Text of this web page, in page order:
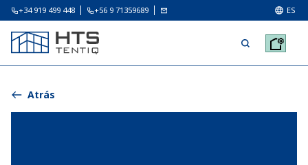
+34 919 499 448 +56 9 71359689 ES
Atrás